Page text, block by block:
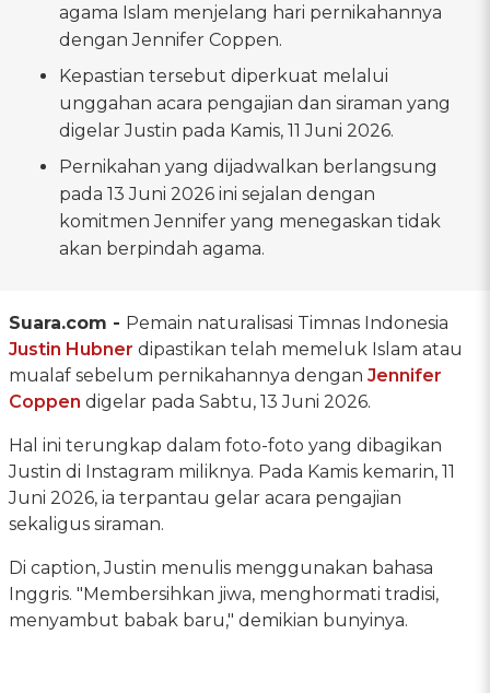
agama Islam menjelang hari pernikahannya
dengan Jennifer Coppen.
Kepastian tersebut diperkuat melalui
unggahan acara pengajian dan siraman yang
digelar Justin pada Kamis, 11 Juni 2026.
Pernikahan yang dijadwalkan berlangsung
pada 13 Juni 2026 ini sejalan dengan
komitmen Jennifer yang menegaskan tidak
akan berpindah agama.
Suara.com - Pemain naturalisasi Timnas Indonesia
Justin Hubner dipastikan telah memeluk Islam atau
mualaf sebelum pernikahannya dengan Jennifer
Coppen digelar pada Sabtu, 13 Juni 2026.
Hal ini terungkap dalam foto-foto yang dibagikan
Justin di Instagram miliknya. Pada Kamis kemarin, 11
Juni 2026, ia terpantau gelar acara pengajian
sekaligus siraman.
Di caption, Justin menulis menggunakan bahasa
Inggris. "Membersihkan jiwa, menghormati tradisi,
menyambut babak baru," demikian bunyinya.